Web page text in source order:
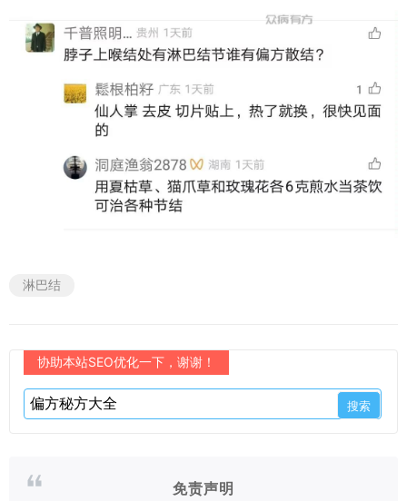
淋巴结
协助本站SEO优化一下，谢谢！
免责声明